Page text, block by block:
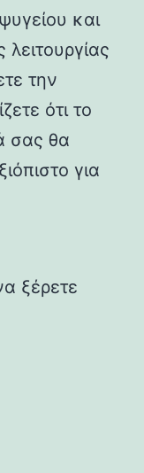
και
την
ότι το
σας θα
για
ξέρετε